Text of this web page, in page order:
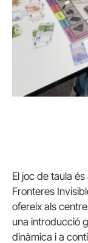
El joc de taula
Fronteres
ofereix als
una introducció
dinàmica i a